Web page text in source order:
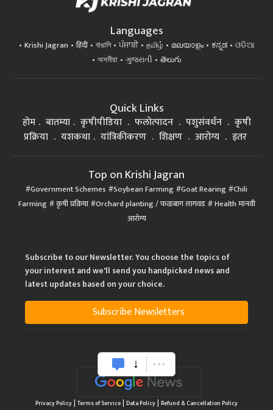
Languages
Krishi Jagran हिंदी বাঙালি ਪੰਜਾਬੀ தமிழ் മലയാളം ಕನ್ನಡ
ଓଡିଆ
অসমীয়া
ગુજરાતી తెలుగు
Quick Links
होम बातम्या कृषीपीडिया फलोत्पादन पशुसंवर्धन
कृषी
प्रक्रिया
यशकथा यांत्रिकीकरण शिक्षण आरोग्य इतर
Top on Krishi Jagran
Government Schemes Soybean Farming Goat Rearing Chili
Farming कृषी प्रक्रिया Orchard planting / फळबाग लागवड Health मानवी
आरोग्य
Subscribe to our Newsletter. You choose the topics of
your interest and we'll send you handpicked news and
latest updates based on your choice.
Subscribe Newsletters
Privacy Policy| Terms of Service| Data Policy| Refund & Cancellation Policy